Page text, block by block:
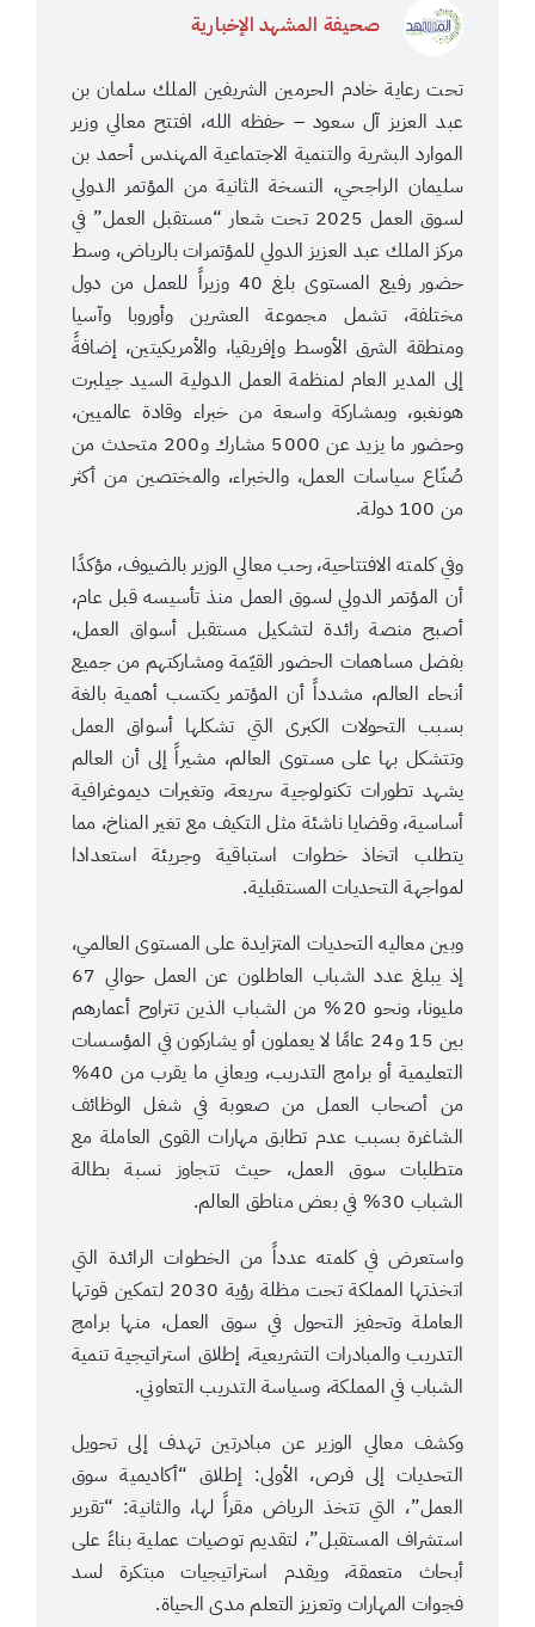
صحيفة المشهد الإخبارية
تحت رعاية خادم الحرمين الشريفين الملك سلمان بن
عبد العزيز آل سعود – حفظه الله، افتتح معالي وزير
الموارد البشرية والتنمية الاجتماعية المهندس أحمد بن
سليمان الراجحي، النسخة الثانية من المؤتمر الدولي
لسوق العمل 2025 تحت شعار “مستقبل العمل” في
مركز الملك عبد العزيز الدولي للمؤتمرات بالرياض، وسط
حضور رفيع المستوى بلغ 40 وزيراً للعمل من دول
مختلفة، تشمل مجموعة العشرين وأوروبا وآسيا
ومنطقة الشرق الأوسط وإفريقيا، والأمريكيتين، إضافةً
إلى المدير العام لمنظمة العمل الدولية السيد جيلبرت
هونغبو، وبمشاركة واسعة من خبراء وقادة عالميين،
وحضور ما يزيد عن 5000 مشارك و200 متحدث من
صُنّاع سياسات العمل، والخبراء، والمختصين من أكثر
من 100 دولة.
وفي كلمته الافتتاحية، رحب معالي الوزير بالضيوف، مؤكدًا
أن المؤتمر الدولي لسوق العمل منذ تأسيسه قبل عام،
أصبح منصة رائدة لتشكيل مستقبل أسواق العمل،
بفضل مساهمات الحضور القيّمة ومشاركتهم من جميع
أنحاء العالم، مشدداً أن المؤتمر يكتسب أهمية بالغة
بسبب التحولات الكبرى التي تشكلها أسواق العمل
وتتشكل بها على مستوى العالم، مشيراً إلى أن العالم
يشهد تطورات تكنولوجية سريعة، وتغيرات ديموغرافية
أساسية، وقضايا ناشئة مثل التكيف مع تغير المناخ، مما
يتطلب اتخاذ خطوات استباقية وجريئة استعدادا
لمواجهة التحديات المستقبلية.
وبين معاليه التحديات المتزايدة على المستوى العالمي،
إذ يبلغ عدد الشباب العاطلون عن العمل حوالي 67
مليونا، ونحو 20% من الشباب الذين تتراوح أعمارهم
بين 15 و24 عامًا لا يعملون أو يشاركون في المؤسسات
التعليمية أو برامج التدريب، ويعاني ما يقرب من 40%
من أصحاب العمل من صعوبة في شغل الوظائف
الشاغرة بسبب عدم تطابق مهارات القوى العاملة مع
متطلبات سوق العمل، حيث تتجاوز نسبة بطالة
الشباب 30% في بعض مناطق العالم.
واستعرض في كلمته عدداً من الخطوات الرائدة التي
اتخذتها المملكة تحت مظلة رؤية 2030 لتمكين قوتها
العاملة وتحفيز التحول في سوق العمل، منها برامج
التدريب والمبادرات التشريعية، إطلاق استراتيجية تنمية
الشباب في المملكة، وسياسة التدريب التعاوني.
وكشف معالي الوزير عن مبادرتين تهدف إلى تحويل
التحديات إلى فرص، الأولى: إطلاق “أكاديمية سوق
العمل”، التي تتخذ الرياض مقراً لها، والثانية: “تقرير
استشراف المستقبل”، لتقديم توصيات عملية بناءً على
أبحاث متعمقة، ويقدم استراتيجيات مبتكرة لسد
فجوات المهارات وتعزيز التعلم مدى الحياة.